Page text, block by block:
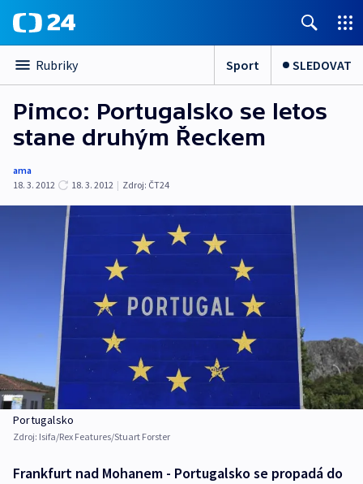
Rubriky Sport SLEDOVAT
Pimco: Portugalsko se letos
stane druhým Řeckem
ama
18. 3. 2012
18. 3. 2012 | Zdroj: ČT24
Portugalsko
Zdroj: Isifa/Rex Features/Stuart Forster
Frankfurt nad Mohanem - Portugalsko se propadá do